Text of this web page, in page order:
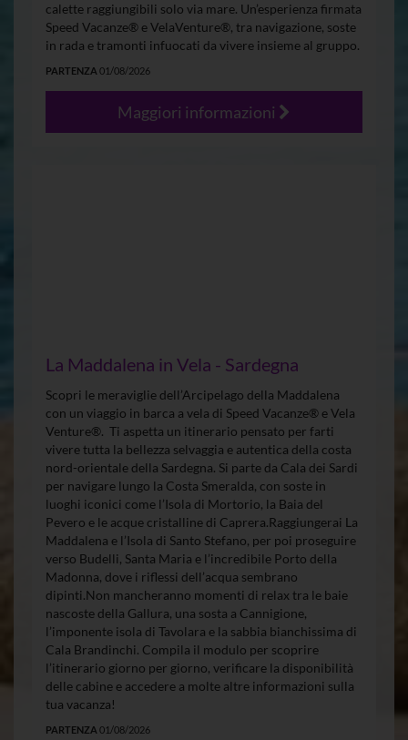
calette raggiungibili solo via mare. Un’esperienza firmata
Speed Vacanze® e VelaVenture®, tra navigazione, soste
in rada e tramonti infuocati da vivere insieme al gruppo.
PARTENZA 01/08/2026
Maggiori informazioni
La Maddalena in Vela - Sardegna
Scopri le meraviglie dell’Arcipelago della Maddalena
con un viaggio in barca a vela di Speed Vacanze® e Vela
Venture®. Ti aspetta un itinerario pensato per farti
vivere tutta la bellezza selvaggia e autentica della costa
nord-orientale della Sardegna. Si parte da Cala dei Sardi
per navigare lungo la Costa Smeralda, con soste in
luoghi iconici come l’Isola di Mortorio, la Baia del
Pevero e le acque cristalline di Caprera.Raggiungerai La
Maddalena e l’Isola di Santo Stefano, per poi proseguire
verso Budelli, Santa Maria e l’incredibile Porto della
Madonna, dove i riflessi dell’acqua sembrano
dipinti.Non mancheranno momenti di relax tra le baie
nascoste della Gallura, una sosta a Cannigione,
l’imponente isola di Tavolara e la sabbia bianchissima di
Cala Brandinchi. Compila il modulo per scoprire
l’itinerario giorno per giorno, verificare la disponibilità
delle cabine e accedere a molte altre informazioni sulla
tua vacanza!
PARTENZA 01/08/2026